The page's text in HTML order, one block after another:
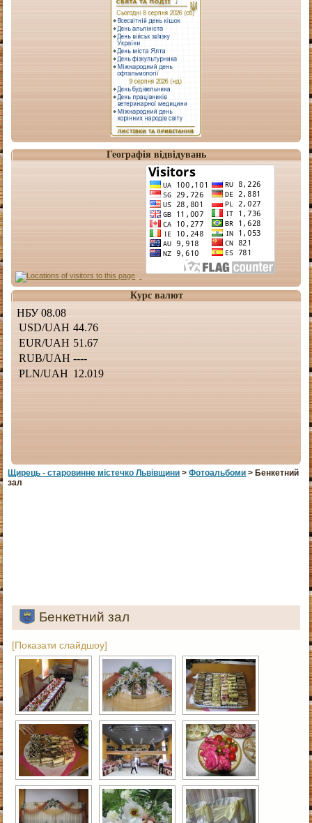
Географія відвідувань
Курс валют
Щирець - старовинне мiстечко Львiвщини >Фотоальбоми > Бенкетний
зал
Бенкетний зал
[Показати слайдшоу]